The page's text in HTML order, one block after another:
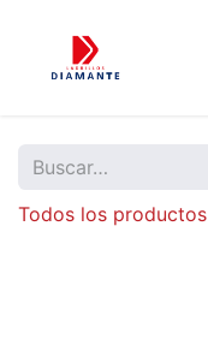
Todos los productos